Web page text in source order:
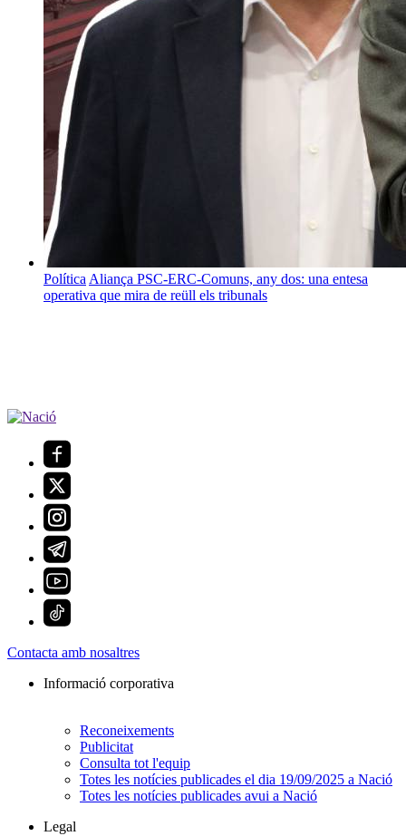
Política Aliança PSC-ERC-Comuns, any dos: una entesa
operativa que mira de reüll els tribunals
Contacta amb nosaltres
Informació corporativa
Reconeixements
Publicitat
Consulta tot l'equip
Totes les notícies publicades el dia 19/09/2025 a Nació
Totes les notícies publicades avui a Nació
Legal